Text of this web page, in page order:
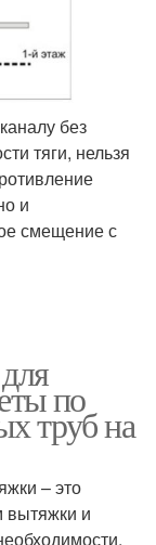
без
тяги, нельзя
и
смещение с
по
труб на
– это
вытяжки и